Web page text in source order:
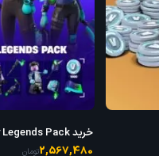
خرید Minty Legends Pack
2,567,480تومان